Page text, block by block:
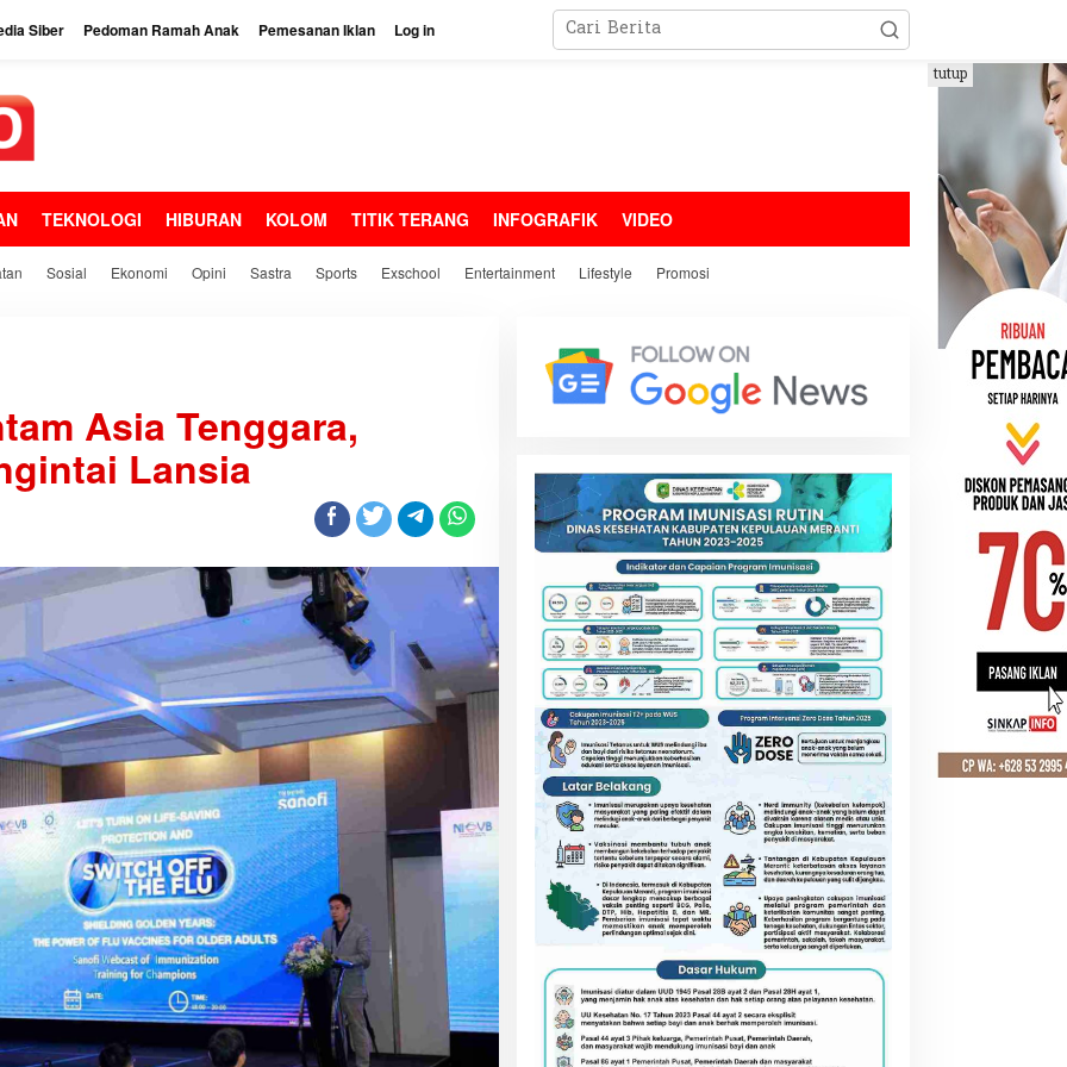
Siber Pedoman Ramah Anak Pemesanan Iklan Log in
TEKNOLOGI HIBURAN KOLOM TITIK TERANG INFOGRAFIK VIDEO
Sosial Ekonomi Opini Sastra Sports Exschool Entertainment Lifestyle Promosi
tutup
Asia Tenggara,
Lansia